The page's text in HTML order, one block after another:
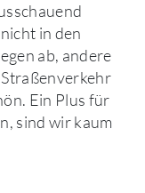
in den
ab, andere
Ein Plus für
sind wir kaum